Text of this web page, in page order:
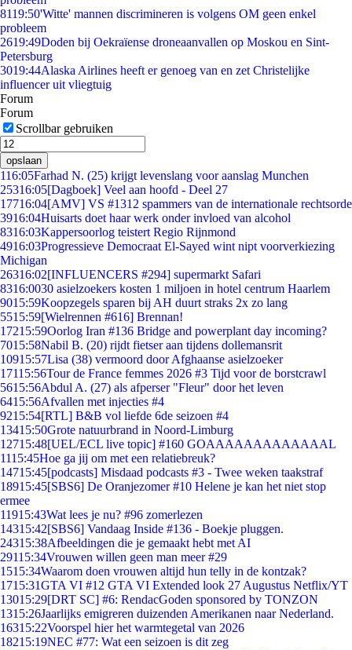
8119:50'Witte' mannen discrimineren is volgens OM geen enkel
probleem
2619:49Doden bij Oekraïense droneaanvallen op Moskou en Sint-
Petersburg
3019:44Alaska Airlines heeft er genoeg van en zet Christelijke
influencer uit vliegtuig
Forum
Forum
Scrollbar gebruiken
opslaan
116:05Farhad N. (25) krijgt levenslang voor aanslag Munchen
25316:05[Dagboek] Veel aan hoofd - Deel 27
17716:04[AMV] VS #1312 spammers van de internationale rechtsorde
3916:04Huisarts doet haar werk onder invloed van alcohol
8316:03Kappersoorlog teistert Regio Rijnmond
4916:03Progressieve Democraat El-Sayed wint nipt voorverkiezing
Michigan
26316:02[INFLUENCERS #294] supermarkt Safari
8316:0030 asielzoekers kosten 1 miljoen in hotel centrum Haarlem
9015:59Koopzegels sparen bij AH duurt straks 2x zo lang
5515:59[Wielrennen #616] Brennan!
17215:59Oorlog Iran #136 Bridge and powerplant day incoming?
7015:58Nabil B. (20) rijdt fietser aan tijdens dollemansrit
10915:57Lisa (38) vermoord door Afghaanse asielzoeker
17115:56Tour de France femmes 2026 #3 Tijd voor de borstcrawl
5615:56Abdul A. (27) als afperser "Fleur" door het leven
6415:56Afvallen met injecties #4
9215:54[RTL] B&B vol liefde 6de seizoen #4
13415:50Grote natuurbrand in Noord-Limburg
12715:48[UEL/ECL live topic] #160 GOAAAAAAAAAAAAAL
1115:45Hoe ga jij om met een relatiebreuk?
14715:45[podcasts] Misdaad podcasts #3 - Twee weken taakstraf
18915:45[SBS6] De Oranjezomer #10 Helene je kan het niet stop
ermee
11915:43Wat lees je nu? #96 zomerlezen
14315:42[SBS6] Vandaag Inside #136 - Boekje pluggen.
24315:38Afbeeldingen die je gemaakt hebt met AI
29115:34Vrouwen willen geen man meer #29
1515:34Waarom doen vrouwen altijd hun telly in de kontzak?
1715:31GTA VI #12 GTA VI Extended look 27 Augustus Netflix/YT
13015:29[DRT SC] #6: RendacGoden sponsored by TONZON
1315:26Jaarlijks emigreren duizenden Amerikanen naar Nederland.
16315:22Voorspel hier het warmtegetal van 2026
18215:19NEC #77: Wat een seizoen is dit zeg